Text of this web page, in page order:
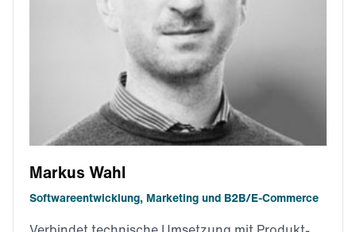
Markus Wahl
Softwareentwicklung, Marketing und B2B/E-Commerce